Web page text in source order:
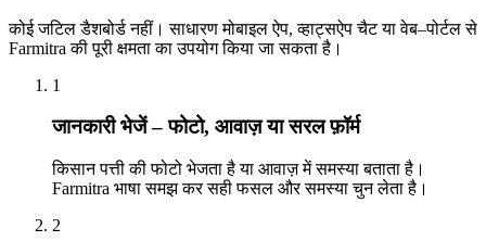
कोई जटिल डैशबोर्ड नहीं। साधारण मोबाइल ऐप, व्हाट्सऐप चैट या वेब–पोर्टल से
Farmitra की पूरी क्षमता का उपयोग किया जा सकता है।
1
जानकारी भेजें – फोटो, आवाज़ या सरल फ़ॉर्म
किसान पत्ती की फोटो भेजता है या आवाज़ में समस्या बताता है।
Farmitra भाषा समझ कर सही फसल और समस्या चुन लेता है।
2